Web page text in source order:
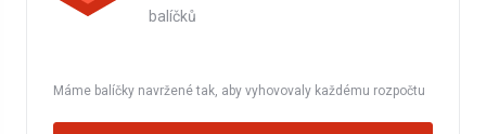
balíčků
Máme balíčky navržené tak, aby vyhovovaly každému rozpočtu